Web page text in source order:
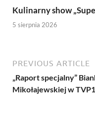
Kulinarny show
5 sierpnia 2026
PREVIOUS ARTICLE
„Raport specjalny”
Mikołajewskiej w TVP1